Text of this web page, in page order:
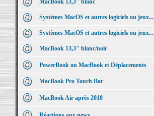
MacBook 13,3" blanc
Systèmes MacOS et autres logiciels ou jeux...
Systèmes MacOS et autres logiciels ou jeux...
MacBook 13,3" blanc/noir
PowerBook ou MacBook et Déplacements
MacBook Pro Touch Bar
MacBook Air après 2010